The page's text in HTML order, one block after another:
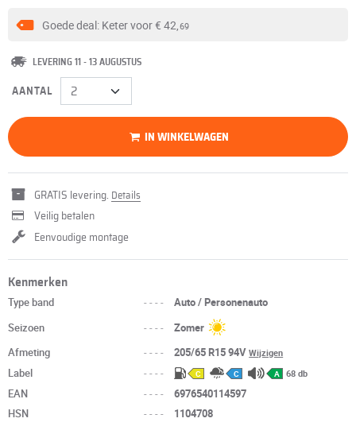
Goede deal: Keter voor€ 42,69
LEVERING 11 - 13 AUGUSTUS
AANTAL
IN WINKELWAGEN
GRATIS levering. Details
Veilig betalen
Eenvoudige montage
Kenmerken
Type band ----
Auto / Personenauto
Seizoen
----
Zomer
Afmeting
---- 205/65 R15 94VWijzigen
Label ---- C C A 68 db
EAN ----
6976540114597
HSN
---- 1104708